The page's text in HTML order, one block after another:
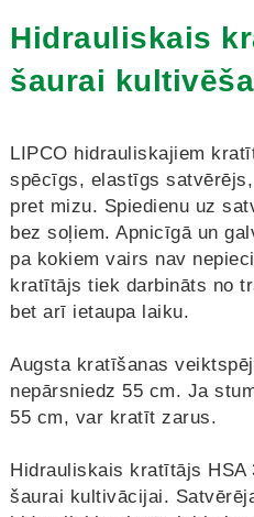
Hidrauliskais
šaurai
LIPCO hidrauliskajiem
spēcīgs, elastīgs
pret mizu. Spiedienu uz
bez soļiem. Apnicīgā un
pa kokiem vairs nav
kratītājs tiek darbināts no
bet arī ietaupa laiku.
Augsta kratīšanas
nepārsniedz 55 cm. Ja
55 cm, var kratīt zarus.
Hidrauliskais kratītājs
šaurai kultivācijai.